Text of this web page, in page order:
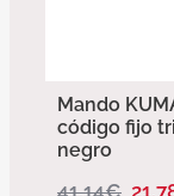
Mando
código fijo
negro
41,14€